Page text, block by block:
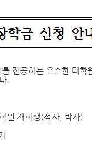
전공하는 우수한 대학
.
원 재학생(석사, 박사)